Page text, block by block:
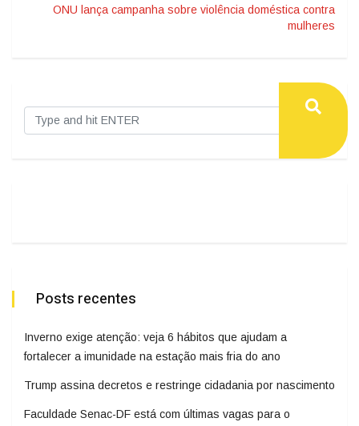
ONU lança campanha sobre violência doméstica contra
mulheres
Posts recentes
Inverno exige atenção: veja 6 hábitos que ajudam a
fortalecer a imunidade na estação mais fria do ano
Trump assina decretos e restringe cidadania por nascimento
Faculdade Senac-DF está com últimas vagas para o